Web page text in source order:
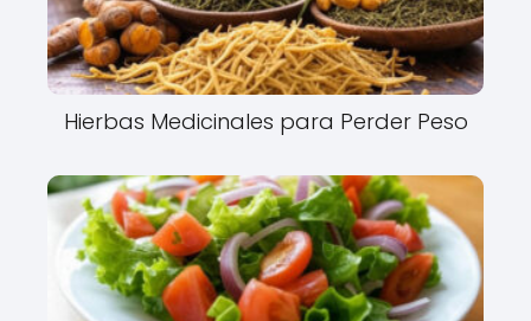
Hierbas Medicinales para Perder Peso